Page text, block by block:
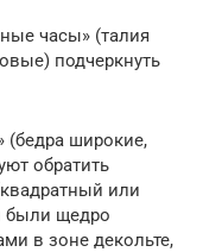
часы» (талия
подчеркнуть
(бедра широкие,
обратить
или
были щедро
в зоне декольте,